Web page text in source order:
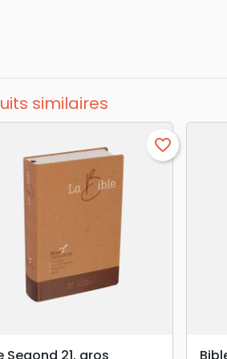
similaires
search APERÇU RAPIDE
favorite_border
Segond 21, gros